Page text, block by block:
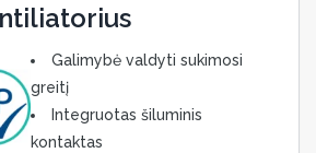
Galimybė valdyti sukimosi
greitį
Integruotas šiluminis
kontaktas